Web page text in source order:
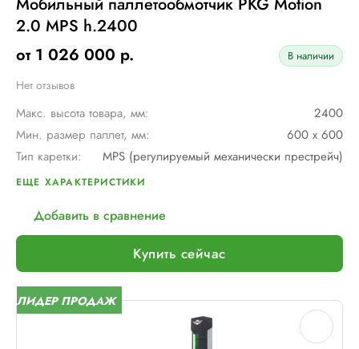
2.0 MPS h.2400
от 1 026 000 р.
В наличии
Нет отзывов
Макс. высота товара, мм:
2400
Мин. размер паллет, мм:
600 х 600
Тип каретки:
MPS (регулируемый механически престрейч)
Скорость обмотки:
Макс. грузоподъемность, кг:
Макс. размер паллет, мм:
∞
Шир. рулона с пленкой, мм:
500
Макс. вес рулона с пленкой, кг:
Макс. внеш. диаметр рулона с пленкой, мм:
260
нет
ЕЩЕ ХАРАКТЕРИСТИКИ
Добавить в сравнение
Купить сейчас
ЛИДЕР ПРОДАЖ